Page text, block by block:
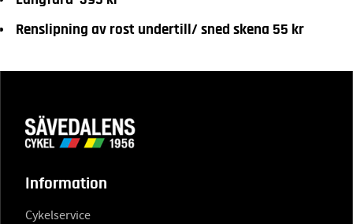
Renslipning av rost undertill/ sned skena 55 kr
Information
Cykelservice